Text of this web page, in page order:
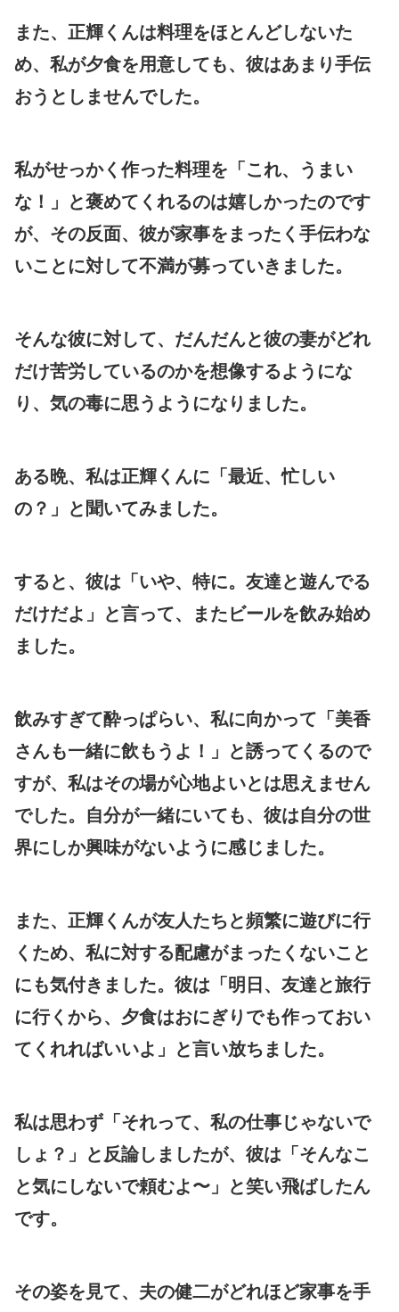
また、正輝くんは料理をほとんどしないた
め、私が夕食を用意しても、彼はあまり手伝
おうとしませんでした。
私がせっかく作った料理を「これ、うまい
な！」と褒めてくれるのは嬉しかったのです
が、その反面、彼が家事をまったく手伝わな
いことに対して不満が募っていきました。
そんな彼に対して、だんだんと彼の妻がどれ
だけ苦労しているのかを想像するようにな
り、気の毒に思うようになりました。
ある晩、私は正輝くんに「最近、忙しい
の？」と聞いてみました。
すると、彼は「いや、特に。友達と遊んでる
だけだよ」と言って、またビールを飲み始め
ました。
飲みすぎて酔っぱらい、私に向かって「美香
さんも一緒に飲もうよ！」と誘ってくるので
すが、私はその場が心地よいとは思えません
でした。自分が一緒にいても、彼は自分の世
界にしか興味がないように感じました。
また、正輝くんが友人たちと頻繁に遊びに行
くため、私に対する配慮がまったくないこと
にも気付きました。彼は「明日、友達と旅行
に行くから、夕食はおにぎりでも作っておい
てくれればいいよ」と言い放ちました。
私は思わず「それって、私の仕事じゃないで
しょ？」と反論しましたが、彼は「そんなこ
と気にしないで頼むよ〜」と笑い飛ばしたん
です。
その姿を見て、夫の健二がどれほど家事を手